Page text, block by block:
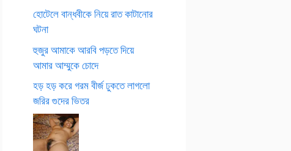
হোটেলে বান্ধবীকে নিয়ে রাত কাটানোর
ঘটনা
হুজুর আমাকে আরবি পড়তে দিয়ে
আমার আম্মুকে চোদে
হড় হড় করে গরম বীর্জ ঢুকতে লাগলো
জরির গুদের ভিতর